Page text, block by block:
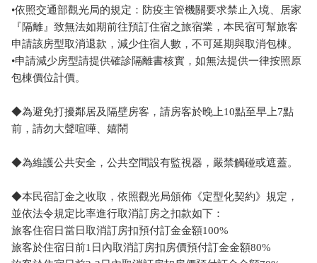
•依照交通部觀光局的規定：防疫主管機關要求禁止入境、居家
『隔離』致無法如期前往預訂住宿之旅宿業，本民宿可幫旅客
申請該房型取消退款，減少住宿人數，不可延期與取消包棟。
•申請減少房型請提供確診隔離書核實，如無法提供一律按照原
包棟價位計價。
◆為避免打擾鄰居及隔壁房客，請房客於晚上10點至早上7點
前，請勿大聲喧嘩、嬉鬧
◆為維護公共安全，公共空間設有監視器，嚴禁觸碰或遮蓋。
◆本民宿訂金之收取，依照觀光局頒佈《定型化契約》規定，
並依法令規定比率進行取消訂房之扣款如下：
旅客住宿日當日取消訂房扣預付訂金金額100%
旅客於住宿日前1日內取消訂房扣房價預付訂金金額80%